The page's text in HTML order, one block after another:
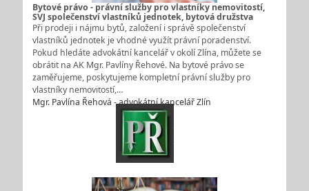
Bytové právo - právní služby pro vlastníky nemovitostí,
SVJ společenství vlastníků jednotek, bytová družstva
Při prodeji i nájmu bytů, založení i správě společenství
vlastníků jednotek je vhodné využít právní poradenství.
Pokud hledáte advokátní kancelář v okolí Zlína, můžete se
obrátit na AK Mgr. Pavlíny Řehové. Na bytové právo se
zaměřujeme, poskytujeme kompletní právní služby pro
vlastníky nemovitostí,…
Mgr. Pavlína Řehová - advokátní kancelář Zlín